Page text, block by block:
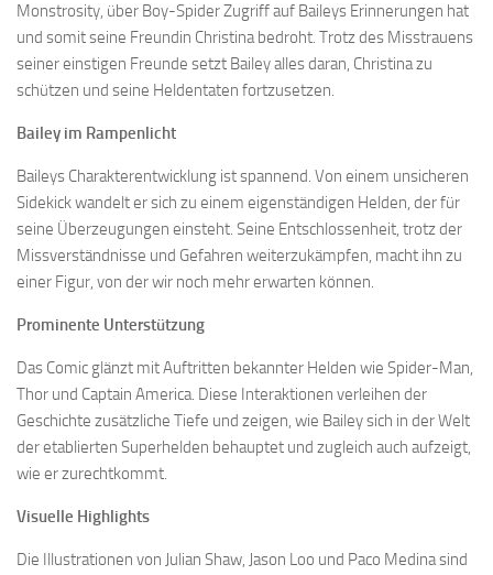
Monstrosity, über Boy-Spider Zugriff auf Baileys Erinnerungen hat
und somit seine Freundin Christina bedroht. Trotz des Misstrauens
seiner einstigen Freunde setzt Bailey alles daran, Christina zu
schützen und seine Heldentaten fortzusetzen.
Bailey im Rampenlicht
Baileys Charakterentwicklung ist spannend. Von einem unsicheren
Sidekick wandelt er sich zu einem eigenständigen Helden, der für
seine Überzeugungen einsteht. Seine Entschlossenheit, trotz der
Missverständnisse und Gefahren weiterzukämpfen, macht ihn zu
einer Figur, von der wir noch mehr erwarten können.
Prominente Unterstützung
Das Comic glänzt mit Auftritten bekannter Helden wie Spider-Man,
Thor und Captain America. Diese Interaktionen verleihen der
Geschichte zusätzliche Tiefe und zeigen, wie Bailey sich in der Welt
der etablierten Superhelden behauptet und zugleich auch aufzeigt,
wie er zurechtkommt.
Visuelle Highlights
Die Illustrationen von Julian Shaw, Jason Loo und Paco Medina sind